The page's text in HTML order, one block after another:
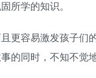
所学的知识。
更容易激发孩子
的同时，不知不